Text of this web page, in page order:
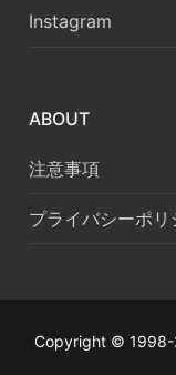
Instagram
ABOUT
注意事項
プライバシーポリ
Copyright © 1998-